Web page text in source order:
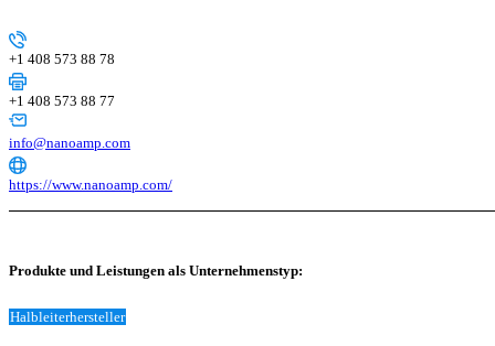
+1 408 573 88 78
+1 408 573 88 77
info@nanoamp.com
https://www.nanoamp.com/
Produkte und Leistungen als Unternehmenstyp:
Halbleiterhersteller